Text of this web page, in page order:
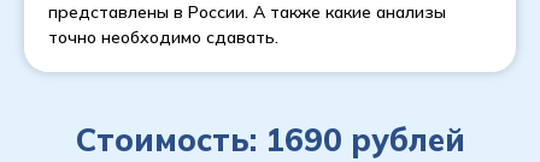
представлены в России. А также какие анализы
точно необходимо сдавать.
Стоимость: 1690 рублей